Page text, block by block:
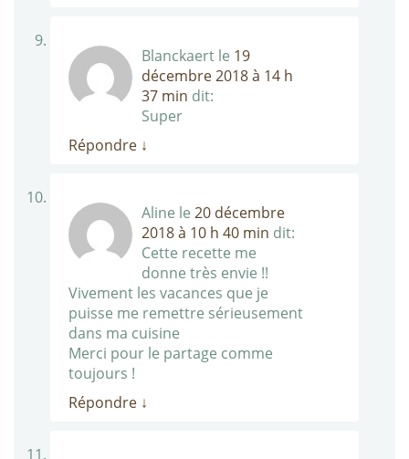
Blanckaert le 19
décembre 2018 à 14 h
37 min dit:
Super
Répondre ↓
Aline le 20 décembre
2018 à 10 h 40 min dit:
Cette recette me
donne très envie !!
Vivement les vacances que je
puisse me remettre sérieusement
dans ma cuisine
Merci pour le partage comme
toujours !
Répondre ↓